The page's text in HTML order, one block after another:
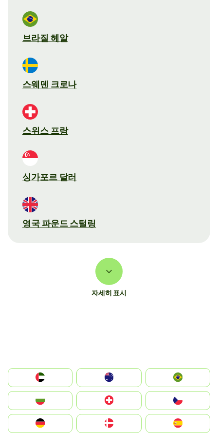
브라질 헤알
스웨덴 크로나
스위스 프랑
싱가포르 달러
영국 파운드 스털링
자세히 표시
الإمارات العربية المتحدة
Switzerland
Deutschland